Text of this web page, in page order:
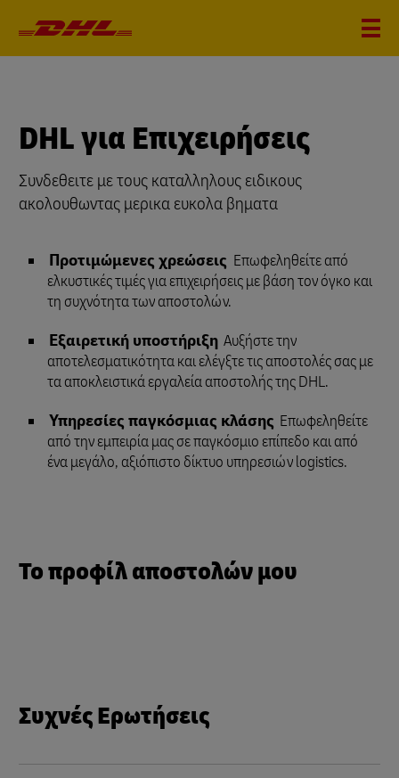
DHL για Επιχειρήσεις
Συνδεθειτε με τους καταλληλους ειδικους
ακολουθωντας μερικα ευκολα βηματα
Προτιμώμενες χρεώσεις Επωφεληθείτε από
ελκυστικές τιμές για επιχειρήσεις με βάση τον όγκο και
τη συχνότητα των αποστολών.
Εξαιρετική υποστήριξη Αυξήστε την
αποτελεσματικότητα και ελέγξτε τις αποστολές σας με
τα αποκλειστικά εργαλεία αποστολής της DHL.
Υπηρεσίες παγκόσμιας κλάσης Επωφεληθείτε
από την εμπειρία μας σε παγκόσμιο επίπεδο και από
ένα μεγάλο, αξιόπιστο δίκτυο υπηρεσιών logistics.
Το προφίλ αποστολών μου
Συχνές Ερωτήσεις